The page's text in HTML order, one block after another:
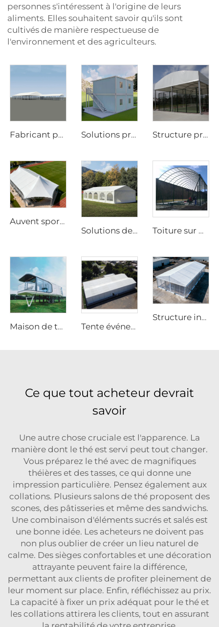
personnes s'intéressent à l'origine de leurs
aliments. Elles souhaitent savoir qu'ils sont
cultivés de manière respectueuse de
l'environnement et des agriculteurs.
Fabricant professionnel de tentes de mariage | Tente-banquet à travée libre conforme aux normes européennes et tente-serre transparente pour événements Solutions professionnelles de bureaux modulaires en conteneurs | Maison préfabriquée détachable en kit plat de 20 pi et 40 pi, équipée de roues, pour les infrastructures de chantier Structure professionnelle de court de padel en acier et verre | Couverture étanche pour courts de sport en extérieur, avec volet d’ombrage pour installations de tennis
Auvent sportif robuste étanche | Abri extérieur à grande échelle pour événements avec logo personnalisé
Solutions de chapiteaux événementiels haut de gamme pour les mariages et les projets hôteliers | Grand hall de banquet préfabriqué pour les stations balnéaires en extérieur
Toiture sur mesure pour terrain de padel en acier et verre | Structure en aluminium résistante au vent avec volet d’ombrage pour installations sportives en extérieur
Maison de tente de luxe étanche à coque rigide, fournies directement par l'usine pour extérieur Tente événementielle OEM avec logo imprimé | Structure modulaire à montage rapide pour grandes fêtes et festivals en extérieur
Structure industrielle d’entrepôt en aluminium | Solution de stockage permanent et temporaire à grande portée
Ce que tout acheteur devrait
savoir
Une autre chose cruciale est l'apparence. La
manière dont le thé est servi peut tout changer.
Vous préparez le thé avec de magnifiques
théières et des tasses, ce qui donne une
impression particulière. Pensez également aux
collations. Plusieurs salons de thé proposent des
scones, des pâtisseries et même des sandwichs.
Une combinaison d'éléments sucrés et salés est
une bonne idée. Les acheteurs ne doivent pas
non plus oublier de créer un lieu naturel de
calme. Des sièges confortables et une décoration
attrayante peuvent faire la différence,
permettant aux clients de profiter pleinement de
leur moment sur place. Enfin, réfléchissez au prix.
La capacité à fixer un prix adéquat pour le thé et
les collations attirera les clients, tout en assurant